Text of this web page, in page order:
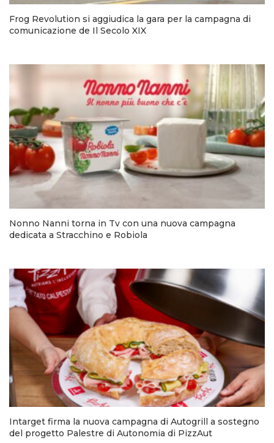
Frog Revolution si aggiudica la gara per la campagna di
comunicazione de Il Secolo XIX
Nonno Nanni torna in Tv con una nuova campagna
dedicata a Stracchino e Robiola
Intarget firma la nuova campagna di Autogrill a sostegno
del progetto Palestre di Autonomia di PizzAut